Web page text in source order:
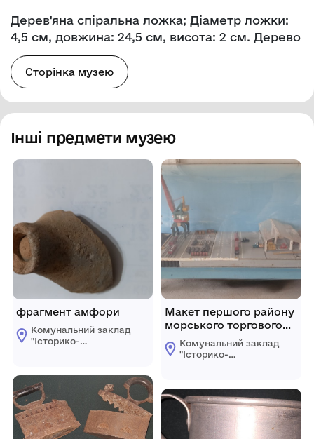
Дерев'яна спіральна ложка; Діаметр ложки:
4,5 см, довжина: 24,5 см, висота: 2 см. Дерево
Сторінка музею
Інші предмети музею
фрагмент амфори
Комунальний заклад
"Історико-
ради
Макет першого району
морського торгового
порта Рені
Комунальний заклад
"Історико-
ради